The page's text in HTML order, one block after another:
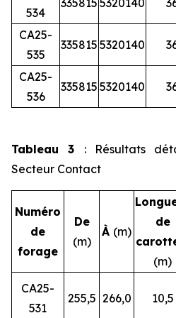
534
CA25-
535
335815 5320140
CA25-
536
335815 5320140
Tableau 3 : Résultats
Secteur Contact
Numéro
de
forage
De
(m)
À (m)
de
(m)
CA25-
531
255,5 266,0 10,5